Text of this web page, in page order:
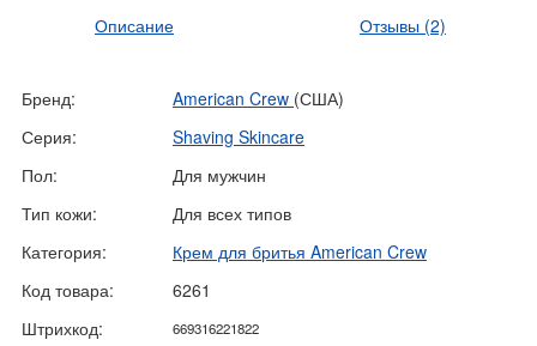
Описание Отзывы (2)
Бренд: American Crew (США)
Серия:
Shaving Skincare
Пол:
Для мужчин
Тип кожи:
Для всех типов
Категория:
Крем для бритья American Crew
Код товара:
6261
Штрихкод:
669316221822